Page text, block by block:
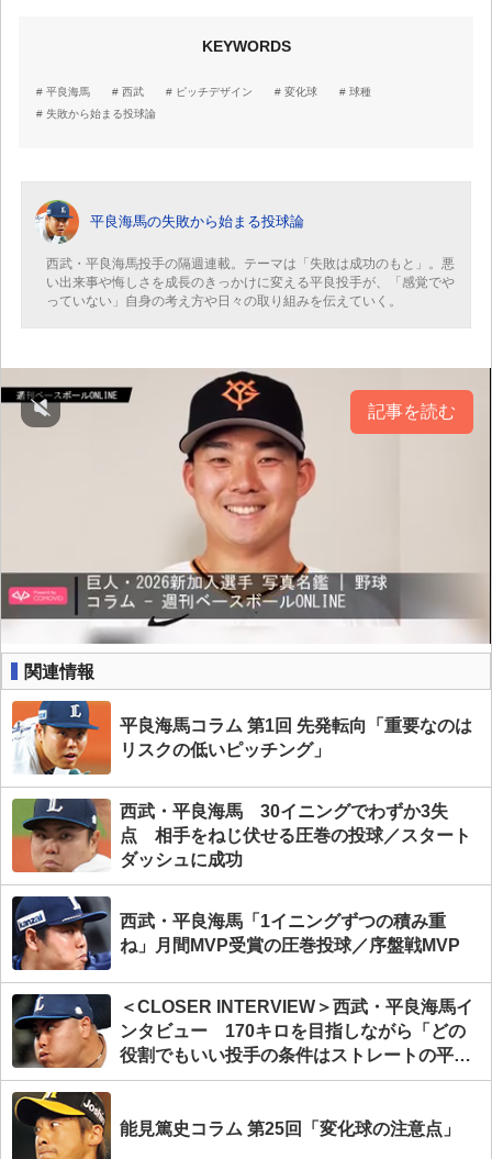
KEYWORDS
平良海馬 西武 ピッチデザイン 変化球
球種
失敗から始まる投球論
平良海馬の失敗から始まる投球論
西武・平良海馬投手の隔週連載。テーマは「失敗は成功のもと」。悪
い出来事や悔しさを成長のきっかけに変える平良投手が、「感覚でや
っていない」自身の考え方や日々の取り組みを伝えていく。
記事を読む
関連情報
平良海馬コラム 第1回 先発転向「重要なのは
リスクの低いピッチング」
西武・平良海馬 30イニングでわずか3失
点 相手をねじ伏せる圧巻の投球／スタート
ダッシュに成功
西武・平良海馬「1イニングずつの積み重
ね」月間MVP受賞の圧巻投球／序盤戦MVP
＜CLOSER INTERVIEW＞西武・平良海馬イ
ンタビュー 170キロを目指しながら「どの
役割でもいい投手の条件はストレートの平均
球速が速いこと」
能見篤史コラム 第25回「変化球の注意点」